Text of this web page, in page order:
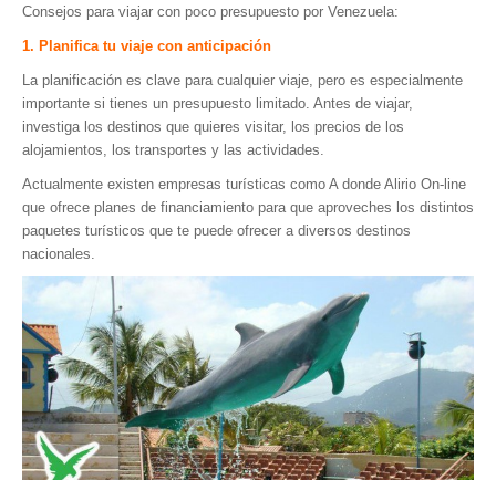
Museos y otros sitios de interés en Amazonas
Museos y otros sitios de interés en Anzoátegui
Museos y otros sitios de interés en Aragua
Museos y otros sitios de interés en Bolívar
Museos y otros sitios de interés en Falcón
Puerto La Cruz
Destinos Turísticos
Noticias turísticas
Gastronomía
Cocinando a mi manera
Consejos para viajar con poco presupuesto por Venezuela:
1. Planifica tu viaje con anticipación
La planificación es clave para cualquier viaje, pero es especialmente
importante si tienes un presupuesto limitado. Antes de viajar,
investiga los destinos que quieres visitar, los precios de los
alojamientos, los transportes y las actividades.
Actualmente existen empresas turísticas como A donde Alirio On-line
que ofrece planes de financiamiento para que aproveches los distintos
paquetes turísticos que te puede ofrecer a diversos destinos
nacionales.